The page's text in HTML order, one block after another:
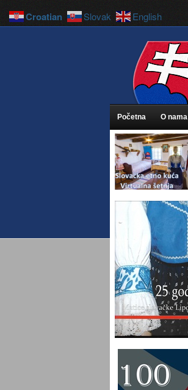
Početna O nama
Croatian Slovak English